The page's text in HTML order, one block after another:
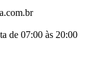
de 07:00 às 20:00